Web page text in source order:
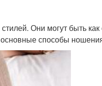
Они могут быть
способы